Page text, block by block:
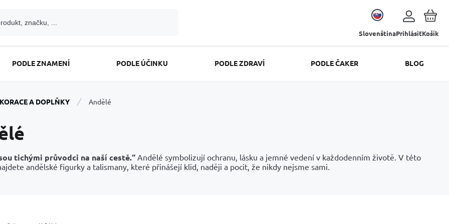
SlovenštinaPrihlásiťKošík
PODLE ZNAMENÍ PODLE ÚČINKU PODLE ZDRAVÍ PODLE ČAKER BLOG
A DOPLŇKY Andělé
tichými průvodci na naší cestě.“Andělé symbolizují ochranu, lásku a jemné vedení v každodenním životě. V této
andělské figurky a talismany, které přinášejí klid, naději a pocit, že nikdy nejsme sami.